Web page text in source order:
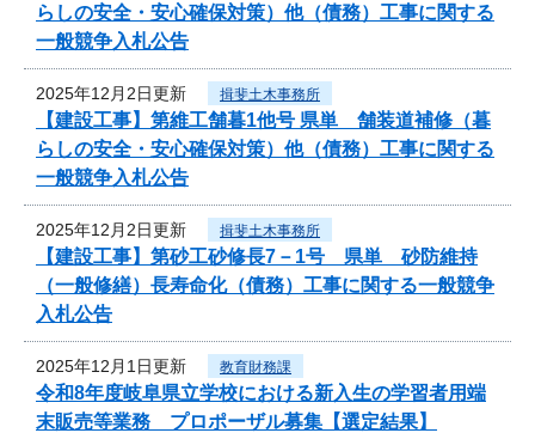
らしの安全・安心確保対策）他（債務）工事に関する
一般競争入札公告
2025年12月2日更新 揖斐土木事務所
【建設工事】第維工舗暮1他号 県単 舗装道補修（暮
らしの安全・安心確保対策）他（債務）工事に関する
一般競争入札公告
2025年12月2日更新 揖斐土木事務所
【建設工事】第砂工砂修長7－1号 県単 砂防維持
（一般修繕）長寿命化（債務）工事に関する一般競争
入札公告
2025年12月1日更新 教育財務課
令和8年度岐阜県立学校における新入生の学習者用端
末販売等業務 プロポーザル募集【選定結果】